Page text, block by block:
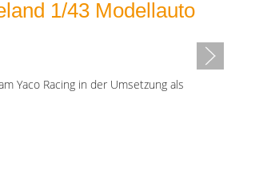
1/43 Modellauto
Yaco Racing in der Umsetzung als